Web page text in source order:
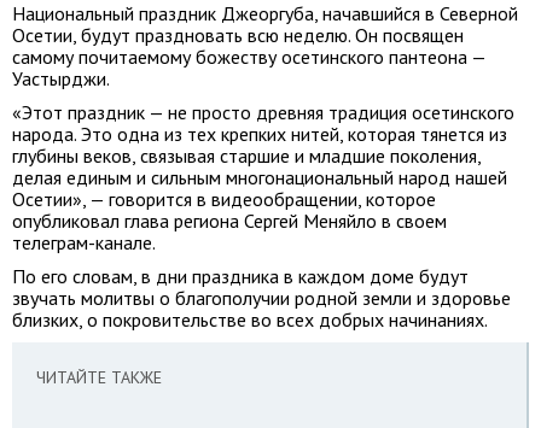
Национальный праздник Джеоргуба, начавшийся в Северной
Осетии, будут праздновать всю неделю. Он посвящен
самому почитаемому божеству осетинского пантеона —
Уастырджи.
«Этот праздник — не просто древняя традиция осетинского
народа. Это одна из тех крепких нитей, которая тянется из
глубины веков, связывая старшие и младшие поколения,
делая единым и сильным многонациональный народ нашей
Осетии», — говорится в видеообращении, которое
опубликовал глава региона Сергей Меняйло в своем
телеграм-канале.
По его словам, в дни праздника в каждом доме будут
звучать молитвы о благополучии родной земли и здоровье
близких, о покровительстве во всех добрых начинаниях.
ЧИТАЙТЕ ТАКЖЕ